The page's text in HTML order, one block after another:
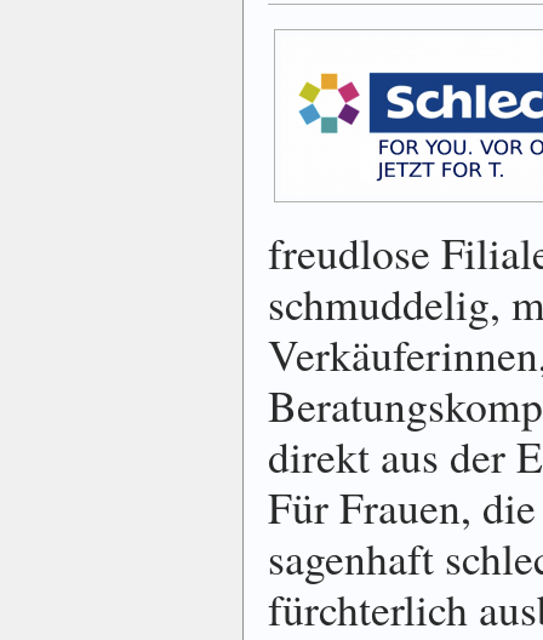
freudlose
schmuddelig,
direkt aus der
Für Frauen,
sagenhaft
fürchterlich